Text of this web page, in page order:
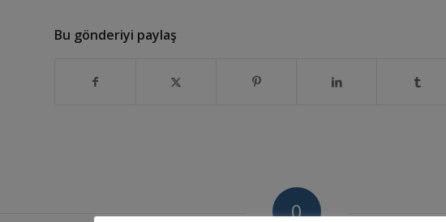
Bu gönderiyi paylaş
0